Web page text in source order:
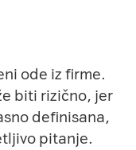
ode iz firme.
biti rizično, jer
definisana,
pitanje.